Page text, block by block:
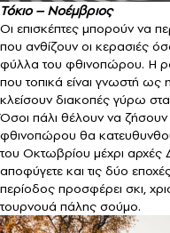
Τόκιο – Νοέμβριος
Οι επισκέπτες μπορούν να
που ανθίζουν οι κερασιές
φύλλα του φθινοπώρου. Η
που τοπικά είναι γνωστή ως
κλείσουν διακοπές γύρω
Όσοι πάλι θέλουν να
φθινοπώρου θα
του Οκτωβρίου μέχρι αρχές
αποφύγετε και τις δύο
περίοδος προσφέρει σκι,
τουρνουά πάλης σούμο.